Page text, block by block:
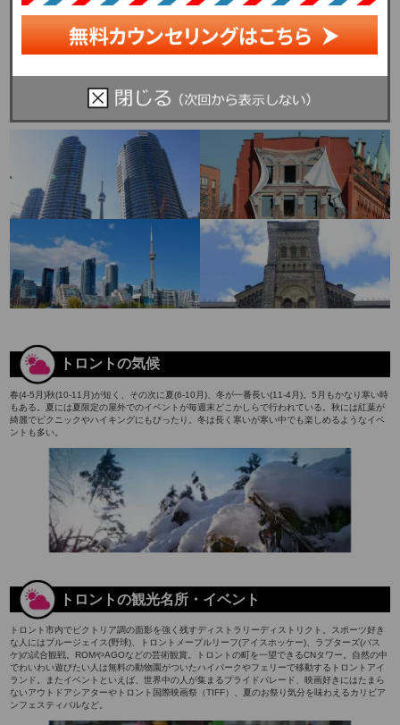
カナダ詳細情報 ＞＞
トロントの気候
春(4-5月)秋(10-11月)が短く、その次に夏(6-10月)、冬が一番長い(11-4月)。5月もかなり寒い時
もある。夏には夏限定の屋外でのイベントが毎週末どこかしらで行われている。秋には紅葉が
綺麗でピクニックやハイキングにもぴったり。冬は長く寒いが寒い中でも楽しめるようなイベ
ントも多い。
トロントの観光名所・イベント
トロント市内でビクトリア調の面影を強く残すディストラリーディストリクト。スポーツ好き
な人にはブルージェイス(野球)、トロントメープルリーフ(アイスホッケー)、ラプターズ(バス
ケ)の試合観戦。ROMやAGOなどの芸術観賞。トロントの町を一望できるCNタワー。自然の中
でわいわい遊びたい人は無料の動物園がついたハイパークやフェリーで移動するトロントアイ
ランド。またイベントといえば、世界中の人が集まるプライドパレード、映画好きにはたまら
ないアウトドアシアターやトロント国際映画祭（TIFF）、夏のお祭り気分を味わえるカリビア
ンフェスティバルなど。